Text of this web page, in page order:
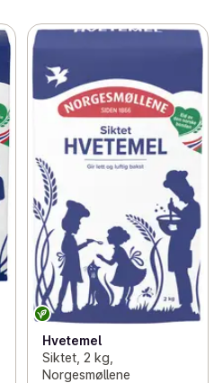
Hvetemel
Siktet, 2 kg,
Norgesmøllene